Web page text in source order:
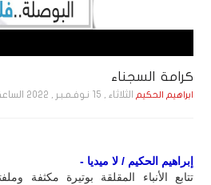
كرامة السجناء
ابراهيم الحكيم الثلاثاء , 15 نـوفـمـبـر , 2022 الساعة 6:43:42 PM
إبراهيم الحكيم / لا ميديا -
تتابع الأنباء المقلقة بوتيرة مكثفة